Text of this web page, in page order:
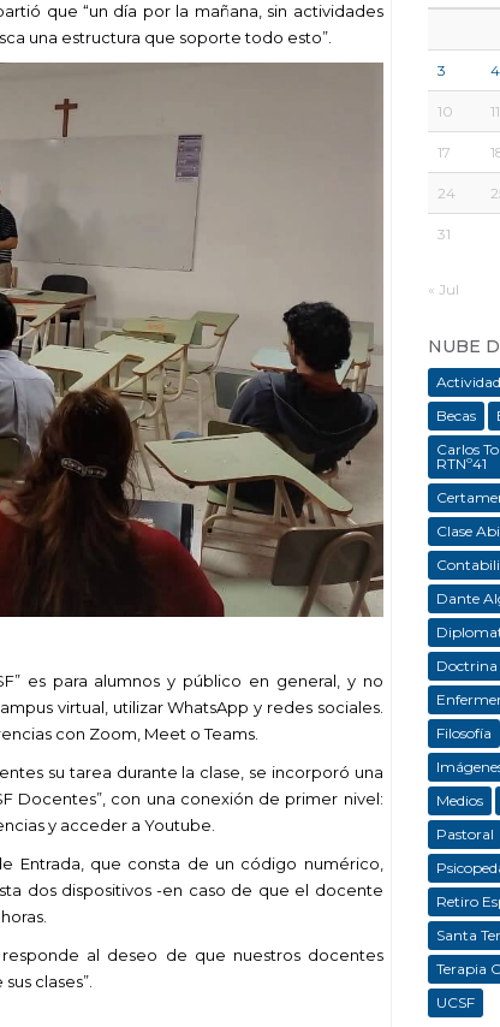
que “un día por la mañana, sin actividades
una estructura que soporte todo esto”.
es para alumnos y público en general, y no
virtual, utilizar WhatsApp y redes sociales.
con Zoom, Meet o Teams.
su tarea durante la clase, se incorporó una
Docentes”, con una conexión de primer nivel:
y acceder a Youtube.
Entrada, que consta de un código numérico,
dos dispositivos -en caso de que el docente
al deseo de que nuestros docentes
clases”.
3 4
10 11
17
24
31
« Jul
NUBE
Becas
Carlos
RTNº41
Clase
Dante
Doctrina
Filosofía
Medios
Pastoral
Retiro
Santa
Terapia
UCSF